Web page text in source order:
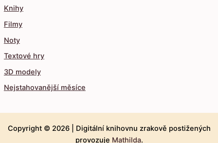
Knihy
Filmy
Noty
Textové hry
3D modely
Nejstahovanější měsíce
Copyright © 2026 | Digitální knihovnu zrakově postižených
provozuje Mathilda.